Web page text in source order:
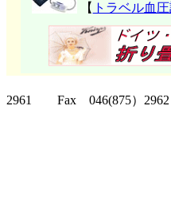
【 トラベル血
2961 Fax 046(875）2962